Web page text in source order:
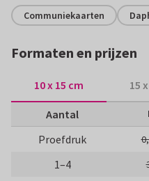
Communiekaarten
Formaten en prijzen
10 x 15 cm 15
Aantal
Proefdruk
1–4